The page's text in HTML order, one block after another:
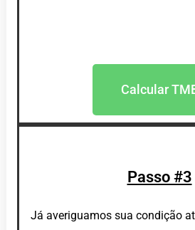
Calcular
Passo #3
Já averiguamos sua condição